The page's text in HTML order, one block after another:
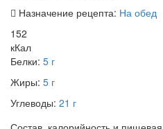
Назначение рецепта: На обед
152
кКал
Белки: 5 г
Жиры: 5 г
Углеводы: 21 г